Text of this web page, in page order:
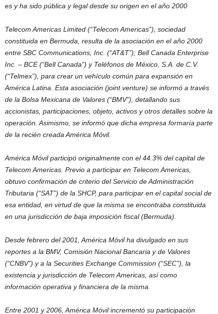
es y ha sido pública y legal desde su origen en el año 2000
Telecom Americas Limited (“Telecom Americas”), sociedad
constituida en Bermuda, resulta de la asociación en el año 2000
entre SBC Communications, Inc. (“AT&T”); Bell Canada Enterprise
Inc. – BCE (“Bell Canada”) y Teléfonos de México, S.A. de C.V.
(“Telmex”), para crear un vehículo común para expansión en
América Latina. Esta asociación (joint venture) se informó a través
de la Bolsa Mexicana de Valores (“BMV”), detallando sus
accionistas, participaciones, objeto, activos y otros detalles sobre la
operación. Asimismo, se informó que dicha empresa formaría parte
de la recién creada América Móvil.
América Móvil participó originalmente con el 44.3% del capital de
Telecom Americas. Previo a participar en Telecom Americas,
obtuvo confirmación de criterio del Servicio de Administración
Tributaria (“SAT”) de la SHCP, para participar en el capital social de
esa entidad, en virtud de que la misma se encontraba constituida
en una jurisdicción de baja imposición fiscal (Bermuda).
Desde febrero del 2001, América Móvil ha divulgado en sus
reportes a la BMV, Comisión Nacional Bancaria y de Valores
(“CNBV”) y a la Securities Exchange Commission (“SEC”), la
existencia y jurisdicción de Telecom Americas, así como
información operativa y financiera de la misma.
Entre 2001 y 2006, América Móvil incrementó su participación